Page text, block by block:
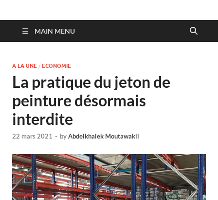
MAIN MENU
A LA UNE / ECONOMIE
La pratique du jeton de
peinture désormais
interdite
22 mars 2021 - byAbdelkhalek Moutawakil